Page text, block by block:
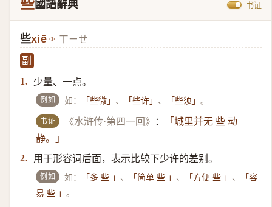
些國語辭典 书证
些xiē ㄒㄧㄝ
副
1.
少量、一点。
例如 如： 「些微」 、 「些许」 、 「些须」。
书证 《水浒传·第四一回》 ：
「城里并无 些 动
静。」
2.
用于形容词后面，表示比较下少许的差别。
例如 如： 「多 些 」 、 「简单 些 」 、 「方便 些 」 、
「容
易 些 」 。